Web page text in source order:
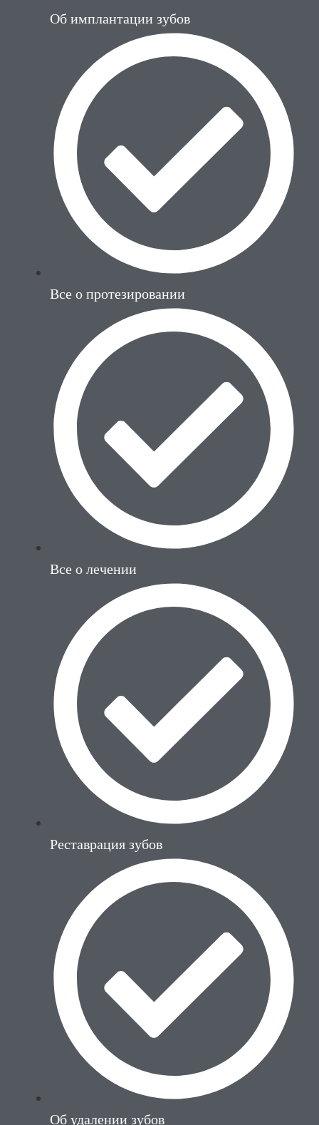
Об имплантации зубов
Все о протезировании
Все о лечении
Реставрация зубов
Об удалении зубов